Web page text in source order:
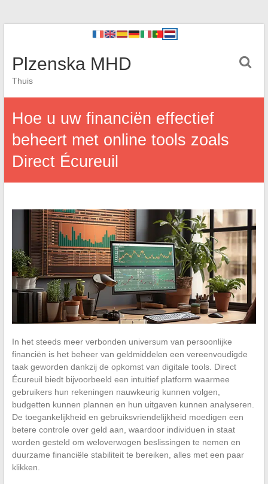
Plzenska MHD
Thuis
Hoe u uw financiën effectief
beheert met online tools zoals
Direct Écureuil
In het steeds meer verbonden universum van persoonlijke
financiën is het beheer van geldmiddelen een vereenvoudigde
taak geworden dankzij de opkomst van digitale tools. Direct
Écureuil biedt bijvoorbeeld een intuïtief platform waarmee
gebruikers hun rekeningen nauwkeurig kunnen volgen,
budgetten kunnen plannen en hun uitgaven kunnen analyseren.
De toegankelijkheid en gebruiksvriendelijkheid moedigen een
betere controle over geld aan, waardoor individuen in staat
worden gesteld om weloverwogen beslissingen te nemen en
duurzame financiële stabiliteit te bereiken, alles met een paar
klikken.